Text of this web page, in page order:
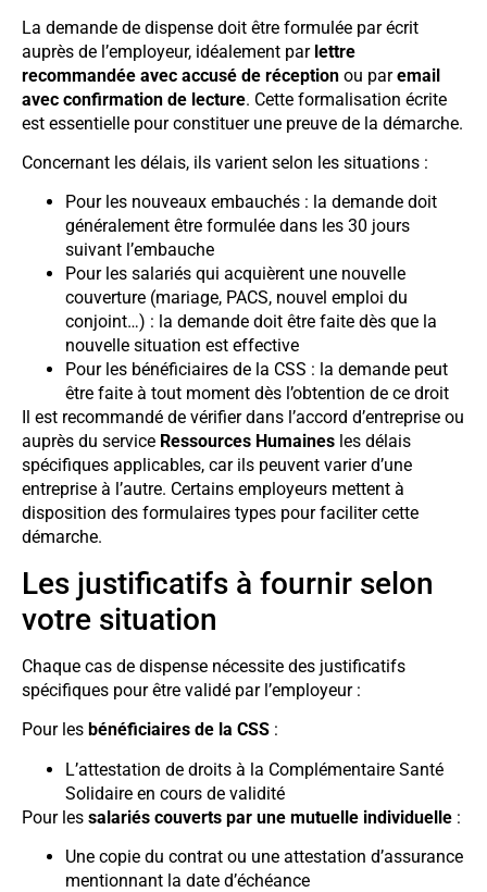
La demande de dispense doit être formulée par écrit
auprès de l’employeur, idéalement par lettre
recommandée avec accusé de réception ou paremail
avec confirmation de lecture. Cette formalisation écrite
est essentielle pour constituer une preuve de la démarche.
Concernant les délais, ils varient selon les situations :
Pour les nouveaux embauchés : la demande doit
généralement être formulée dans les 30 jours
suivant l’embauche
Pour les salariés qui acquièrent une nouvelle
couverture (mariage, PACS, nouvel emploi du
conjoint…) : la demande doit être faite dès que la
nouvelle situation est effective
Pour les bénéficiaires de la CSS : la demande peut
être faite à tout moment dès l’obtention de ce droit
Il est recommandé de vérifier dans l’accord d’entreprise ou
auprès du service Ressources Humaines les délais
spécifiques applicables, car ils peuvent varier d’une
entreprise à l’autre. Certains employeurs mettent à
disposition des formulaires types pour faciliter cette
démarche.
Les justificatifs à fournir selon
votre situation
Chaque cas de dispense nécessite des justificatifs
spécifiques pour être validé par l’employeur :
Pour les bénéficiaires de la CSS :
L’attestation de droits à la Complémentaire Santé
Solidaire en cours de validité
Pour les salariés couverts par une mutuelle individuelle :
Une copie du contrat ou une attestation d’assurance
mentionnant la date d’échéance